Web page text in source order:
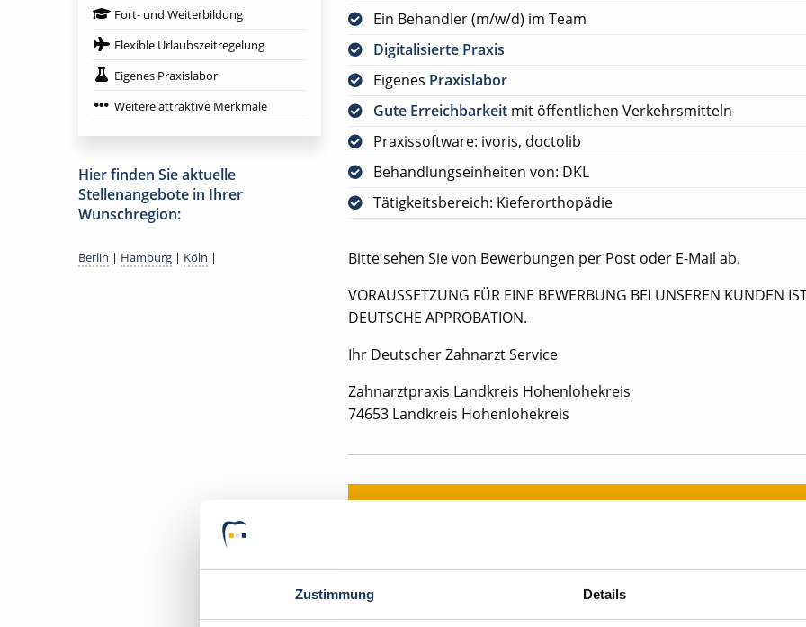
Zustimmung Details
Ein Behandler (m/w/d) im Team
Digitalisierte Praxis
Eigenes Praxislabor
Gute Erreichbarkeit mit öffentlichen Verkehrsmitteln
Praxissoftware: ivoris, doctolib
Behandlungseinheiten von: DKL
Tätigkeitsbereich: Kieferorthopädie
Bitte sehen Sie von Bewerbungen per Post oder E-Mail ab.
VORAUSSETZUNG FÜR EINE BEWERBUNG BEI UNSEREN KUNDEN
DEUTSCHE APPROBATION.
Ihr Deutscher Zahnarzt Service
Zahnarztpraxis Landkreis Hohenlohekreis
74653 Landkreis Hohenlohekreis
Fort- und Weiterbildung
Flexible Urlaubszeitregelung
Eigenes Praxislabor
Weitere attraktive Merkmale
Hier finden Sie aktuelle
Stellenangebote in Ihrer
Wunschregion:
Berlin | Hamburg | Köln |